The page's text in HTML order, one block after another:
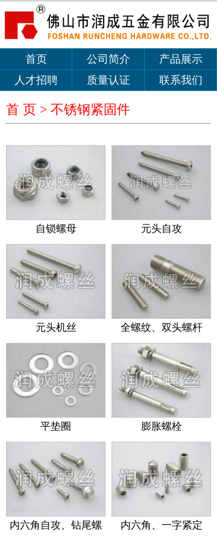
首页 公司简介
产品展示
人才招聘
质量认证 联系我们
首 页 > 不锈钢紧固件
自锁螺母 元头自攻
元头机丝 全螺纹、双头螺杆
平垫圈 膨胀螺栓
内六角自攻、钻尾螺
内六角、一字紧定